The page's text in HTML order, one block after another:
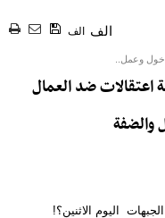
الف الف
وعمل..
اعتقالات ضد العمال
والضفة
اليوم الاثنين؟!